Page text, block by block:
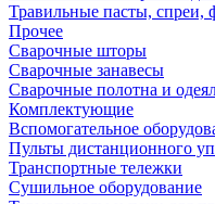
Травильные пасты, спреи,
Прочее
Сварочные шторы
Сварочные занавесы
Сварочные полотна и
Комплектующие
Вспомогательное
Пульты дистанционного
Транспортные тележки
Сушильное оборудование